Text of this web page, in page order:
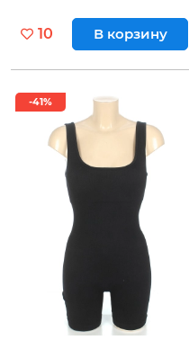
10 В корзину
-41%